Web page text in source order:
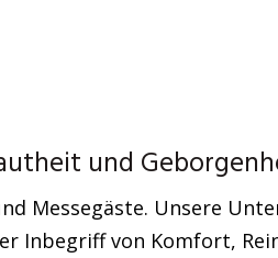
und
Messegäste. Unsere
Inbegriff von Komfort,